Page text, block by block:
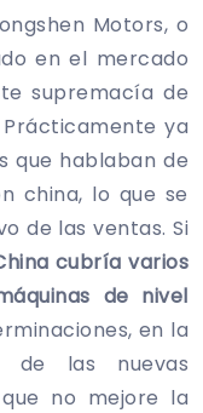
Motors, o
en el mercado
supremacía de
ya
que hablaban de
china, lo que se
de las ventas. Si
cubría varios
de nivel
en la
de las nuevas
no mejore la